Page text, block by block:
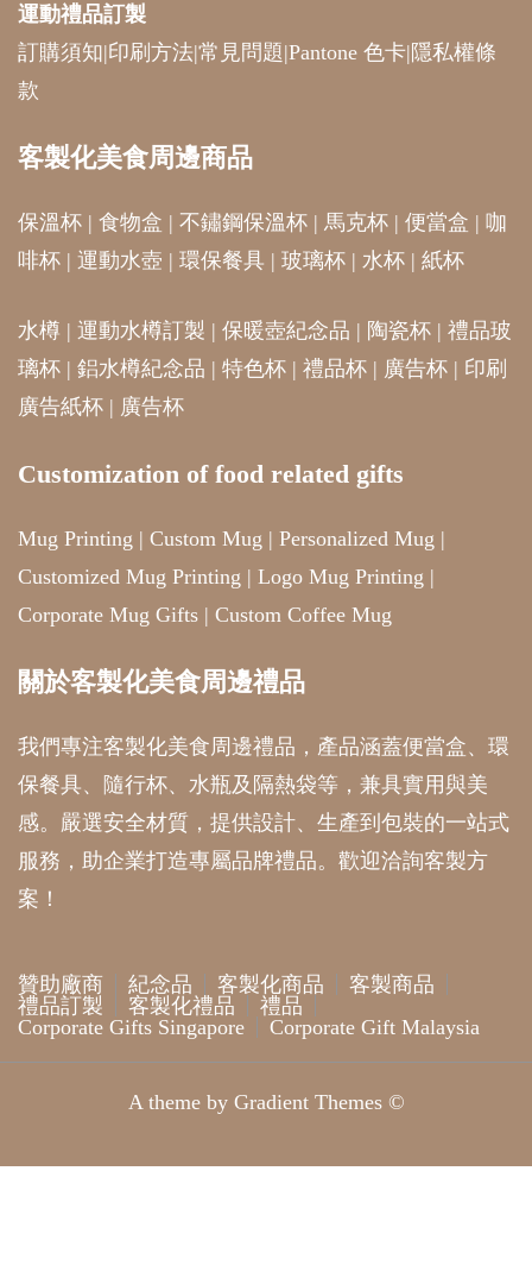
運動禮品訂製
訂購須知|印刷方法|常見問題|Pantone 色卡| 隱私權條
款
客製化美食周邊商品
保溫杯 | 食物盒 | 不鏽鋼保溫杯 | 馬克杯 | 便當盒 | 咖
啡杯 | 運動水壺 | 環保餐具 | 玻璃杯 | 水杯 | 紙杯
水樽 | 運動水樽訂製 | 保暖壺紀念品 | 陶瓷杯 | 禮品玻
璃杯 | 鋁水樽紀念品 | 特色杯 | 禮品杯 | 廣告杯 | 印刷
廣告紙杯 | 廣告杯
Customization of food related gifts
Mug Printing | Custom Mug | Personalized Mug |
Customized Mug Printing | Logo Mug Printing |
Corporate Mug Gifts | Custom Coffee Mug
關於客製化美食周邊禮品
我們專注客製化美食周邊禮品，產品涵蓋便當盒、環
保餐具、隨行杯、水瓶及隔熱袋等，兼具實用與美
感。嚴選安全材質，提供設計、生產到包裝的一站式
服務，助企業打造專屬品牌禮品。歡迎洽詢客製方
案！
贊助廠商 紀念品 客製化商品
客製商品
禮品訂製
客製化禮品
禮品
Corporate Gifts Singapore
Corporate Gift Malaysia
A theme by Gradient Themes ©